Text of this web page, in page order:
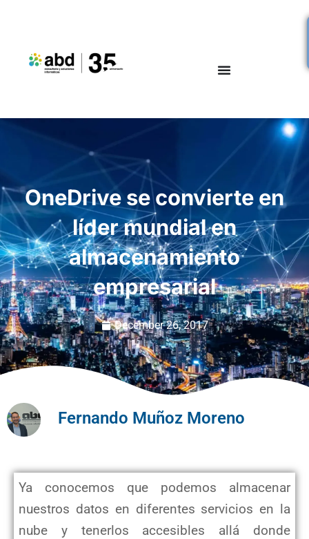
OneDrive se convierte en
líder mundial en
almacenamiento
empresarial
December 26, 2017
Fernando Muñoz Moreno
Ya conocemos que podemos almacenar
nuestros datos en diferentes servicios en la
nube y tenerlos accesibles allá donde